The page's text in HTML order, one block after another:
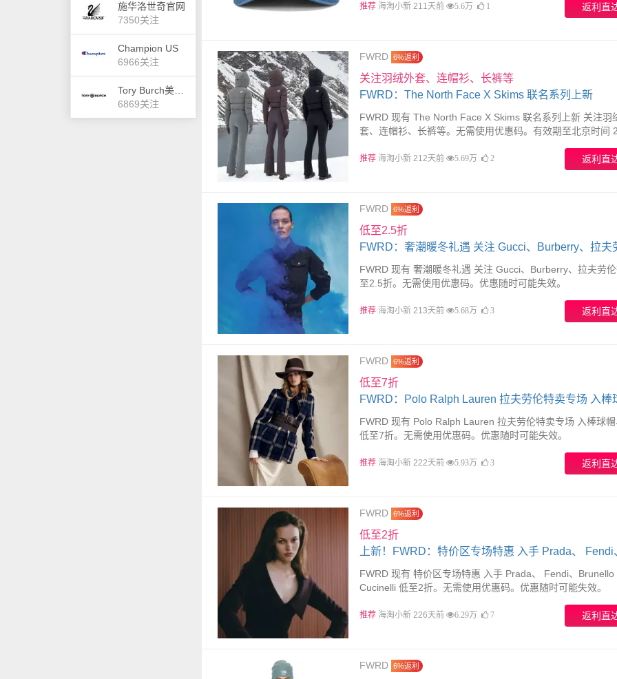
施华洛世奇官网
7350关注
Champion US
6966关注
6869关注
推荐海淘小新 211天前 5.6万 1 返利
FWRD 6%返利
关注羽绒外套、连帽衫、长裤等
FWRD：The North Face X Skims 联名系列上新
FWRD 现有 The North Face X Skims 联名系列上新 关注羽
套、连帽衫、长裤等。无需使用优惠码。有效期至北京时间
推荐海淘小新 212天前 5.69万 2 返利
FWRD 6%返利
低至2.5折
FWRD：奢潮暖冬礼遇 关注 Gucci、Burberry、拉夫
FWRD 现有 奢潮暖冬礼遇 关注 Gucci、Burberry、拉夫劳
至2.5折。无需使用优惠码。优惠随时可能失效。
推荐海淘小新 213天前 5.68万 3 返利
FWRD 6%返利
低至7折
FWRD：Polo Ralph Lauren 拉夫劳伦特卖专场 入棒
毛衣
FWRD 现有 Polo Ralph Lauren 拉夫劳伦特卖专场 入棒球
低至7折。无需使用优惠码。优惠随时可能失效。
推荐海淘小新 222天前 5.93万 3 返利
FWRD 6%返利
低至2折
上新！FWRD：特价区专场特惠 入手 Prada、 Fendi
Brunello Cucinelli
FWRD 现有 特价区专场特惠 入手 Prada、 Fendi、Brunello
Cucinelli 低至2折。无需使用优惠码。优惠随时可能失效。
推荐海淘小新 226天前 6.29万 7 返利
FWRD 6%返利